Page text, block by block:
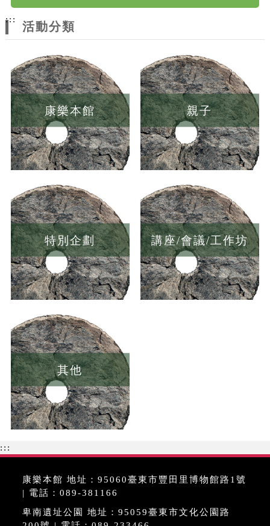
:::
活動分類
康樂本館 親子
特別企劃 講座/會議/工作坊
其他
:::
康樂本館 地址：95060臺東市豐田里博物館路1號
| 電話：089-381166
卑南遺址公園 地址：95059臺東市文化公園路